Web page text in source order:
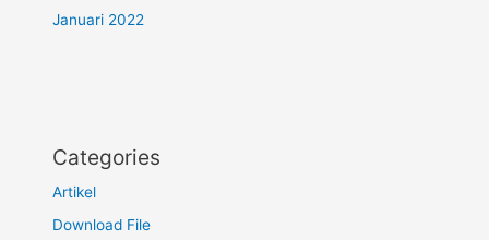
Januari 2022
Categories
Artikel
Download File